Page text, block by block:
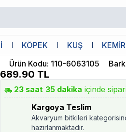
KÖPEK KUŞ
Eheim
Eheim Co2 İndicatör Sıvısı
Ürün Kodu: 110-6063105
689.90 TL
23 saat 35 dakika içinde
Kargoya Teslim
Akvaryum bitkileri
hazırlanmaktadır.